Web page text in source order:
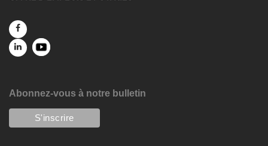
Abonnez-vous à notre bulletin